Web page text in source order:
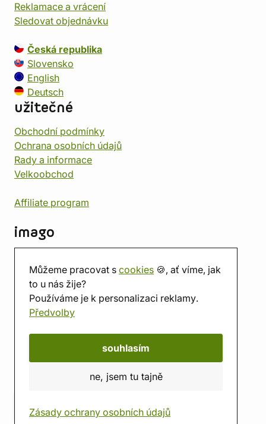
Můžeme pracovat s cookies 🍪, ať víme, jak
to u nás žije?
Používáme je k personalizaci reklamy.
Předvolby
souhlasím
ne, jsem tu tajně
Zásady ochrany osobních údajů
Reklamace a vrácení
Sledovat objednávku
Česká republika
Slovensko
English
Deutsch
užitečné
Obchodní podmínky
Ochrana osobních údajů
Rady a informace
Velkoobchod
Affiliate program
imago
Prodejna
Herna
O nás
Hodnocení obchodu